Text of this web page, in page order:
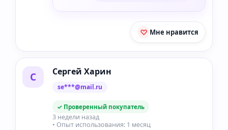
Мне нравится
С Сергей Харин
se***@mail.ru
✓ Проверенный покупатель
3 недели назад
• Опыт использования: 1 месяц